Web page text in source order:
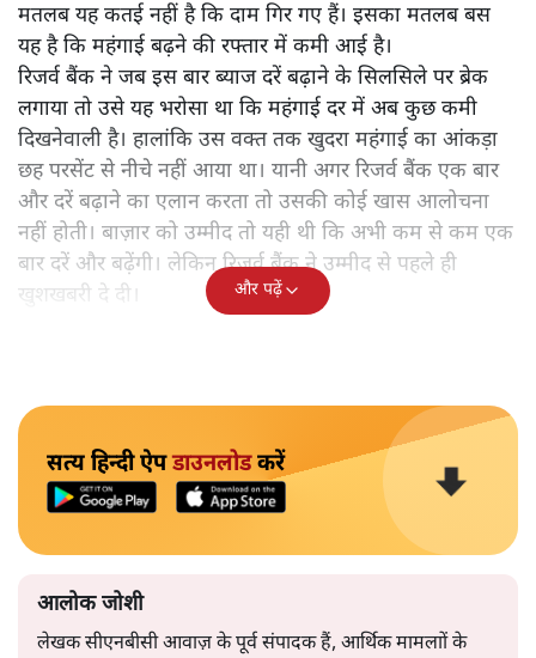
मतलब यह कतई नहीं है कि दाम गिर गए हैं। इसका मतलब बस
यह है कि महंगाई बढ़ने की रफ्तार में कमी आई है।
रिजर्व बैंक ने जब इस बार ब्याज दरें बढ़ाने के सिलसिले पर ब्रेक
लगाया तो उसे यह भरोसा था कि महंगाई दर में अब कुछ कमी
दिखनेवाली है। हालांकि उस वक्त तक खुदरा महंगाई का आंकड़ा
छह परसेंट से नीचे नहीं आया था। यानी अगर रिजर्व बैंक एक बार
और दरें बढ़ाने का एलान करता तो उसकी कोई खास आलोचना
नहीं होती। बाज़ार को उम्मीद तो यही थी कि अभी कम से कम एक
बार दरें और बढ़ेंगी। लेकिन रिजर्व बैंक ने उम्मीद से पहले ही
खुशखबरी दे दी।
और पढ़ें
सत्य हिन्दी ऐपडाउनलोडकरें
आलोक जोशी
लेखक सीएनबीसी आवाज़ के पूर्व संपादक हैं, आर्थिक मामलाों के